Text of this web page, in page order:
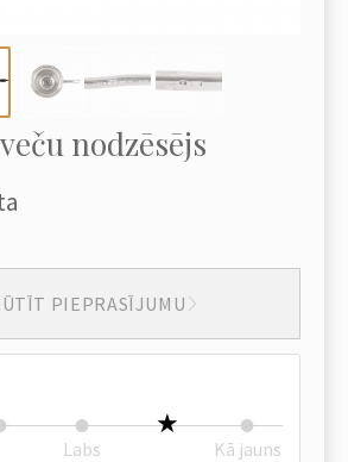
nodzēsējs
PIEPRASĪJUMU
Labs Kā jauns